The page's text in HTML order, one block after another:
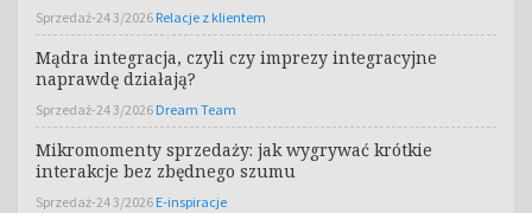
Sprzedaż-24 3/2026 Relacje z klientem
Mądra integracja, czyli czy imprezy integracyjne
naprawdę działają?
Sprzedaż-24 3/2026 Dream Team
Mikromomenty sprzedaży: jak wygrywać krótkie
interakcje bez zbędnego szumu
Sprzedaż-24 3/2026 E-inspiracje